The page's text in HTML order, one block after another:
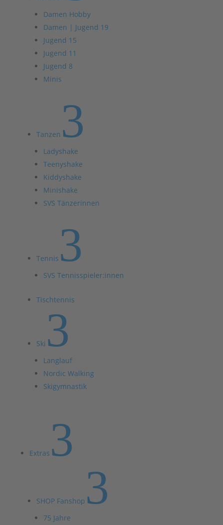
Damen Hobby
Damen | Jugend 19
Jugend 15
Jugend 11
Jugend 8
Minis
Tanzen 3
Ladyshake
Teenyshake
Kiddyshake
Minishake
SVS Tänzerinnen
Tennis 3
SVS Tennisspieler:innen
Tischtennis
Ski 3
Langlauf
Nordic Walking
Skigymnastik
Extras 3
SHOP Fanshop 3
75 Jahre